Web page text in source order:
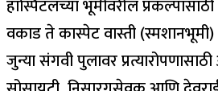
हॉस्पिटलच्या भूमीवरील
वकाड ते कास्पेट वास्ती
जुन्या संगवी पुलावर